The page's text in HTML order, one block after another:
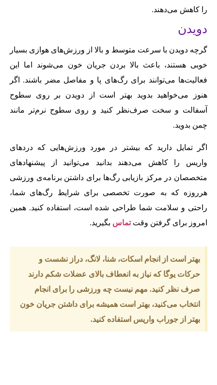
را کاهش می‌‌دهند.
دویدن
گرچه دویدن با سرعت متوسط و بالا از ورزش‌‌های هوازی بسیار
خوبی هستند، باعث بالا بردن جریان خون می‌‌شوند اما این
فعالیت‌‌ها می‌‌توانند برای رگ‌‌های پا و مفاصل مضر باشند. اگر
هنوز می‌‌خواهید بدوید بهتر است از دویدن بر روی سطوح
آسفالت و سخت صرف‌‌نظر کنید و روی سطوح نرم‌‌تر مانند
چمن بدوید.
اگر تمایل دارید که بیشتر در مورد ورزش‌‌هایی که درد‌‌های
وا‌‌ریس را کاهش می‌‌دهند بدانید می‌‌توانید از پیشنهاد‌‌های
متخصصان در مرکز باز‌‌یابی رگ‌‌ها برای داشتن برنامه‌‌ی ورزشی
هر‌‌روزه که به صورت تخصصی برای شرایط رگ‌‌های شما،
راحتی و سلامت شما طراحی شده است، استفاده کنید. همین
امروز برای گرفتن وقتتماس بگیرید.
بهتر است از انجام اسکات، شنا، لانگ، دراز نشست و
حرکات یوگا که نیاز به انعطاف بالای عضلات شکم دارند
صرف نظر کنید. مهم نیست چه ورزشی را برای انجام
انتخاب می‌‌کنید، بهتر است همیشه برای داشتن جریان خون
بهتر از جوراب وا‌‌ریس استفاده کنید.